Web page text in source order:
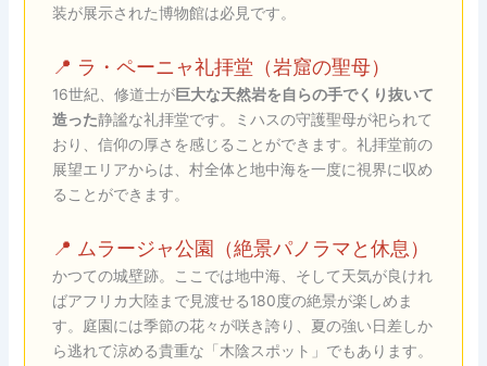
装が展示された博物館は必見です。
📍 ラ・ペーニャ礼拝堂（岩窟の聖母）
16世紀、修道士が巨大な天然岩を自らの手でくり抜いて
造った静謐な礼拝堂です。ミハスの守護聖母が祀られて
おり、信仰の厚さを感じることができます。礼拝堂前の
展望エリアからは、村全体と地中海を一度に視界に収め
ることができます。
📍 ムラージャ公園（絶景パノラマと休息）
かつての城壁跡。ここでは地中海、そして天気が良けれ
ばアフリカ大陸まで見渡せる180度の絶景が楽しめま
す。庭園には季節の花々が咲き誇り、夏の強い日差しか
ら逃れて涼める貴重な「木陰スポット」でもあります。